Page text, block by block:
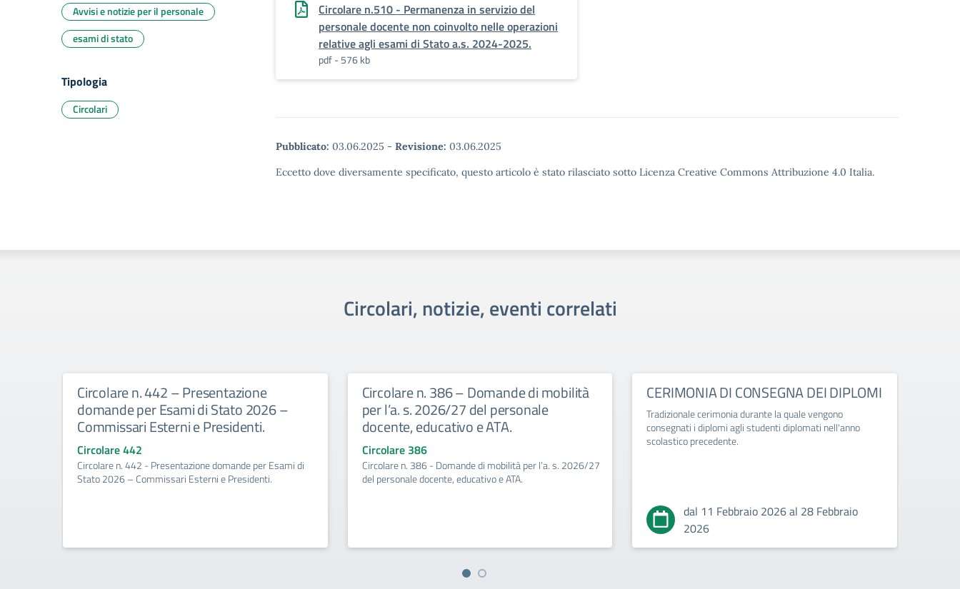
Circolare n.510 - Permanenza in servizio del
personale docente non coinvolto nelle operazioni
relative agli esami di Stato a.s. 2024-2025.
pdf - 576 kb
Pubblicato: 03.06.2025 - Revisione: 03.06.2025
Eccetto dove diversamente specificato, questo articolo è stato rilasciato sotto Licenza Creative Commons Attribuzione 4.0 Italia.
Avvisi e notizie per il personale
esami di stato
Tipologia
Circolari
Circolari, notizie, eventi correlati
Circolare n. 442 – Presentazione
domande per Esami di Stato 2026 –
Commissari Esterni e Presidenti.
Circolare 442
Circolare n. 442 - Presentazione domande per Esami di
Stato 2026 – Commissari Esterni e Presidenti.
Circolare n. 386 – Domande di mobilità
per l’a. s. 2026/27 del personale
docente, educativo e ATA.
Circolare 386
Circolare n. 386 - Domande di mobilità per l’a. s. 2026/27
del personale docente, educativo e ATA.
CERIMONIA DI CONSEGNA DEI DIPLOMI
Tradizionale cerimonia durante la quale vengono
consegnati i diplomi agli studenti diplomati nell'anno
scolastico precedente.
dal 11 Febbraio 2026 al 28 Febbraio
2026